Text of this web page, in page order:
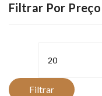
Filtrar Por Preço
Filtrar